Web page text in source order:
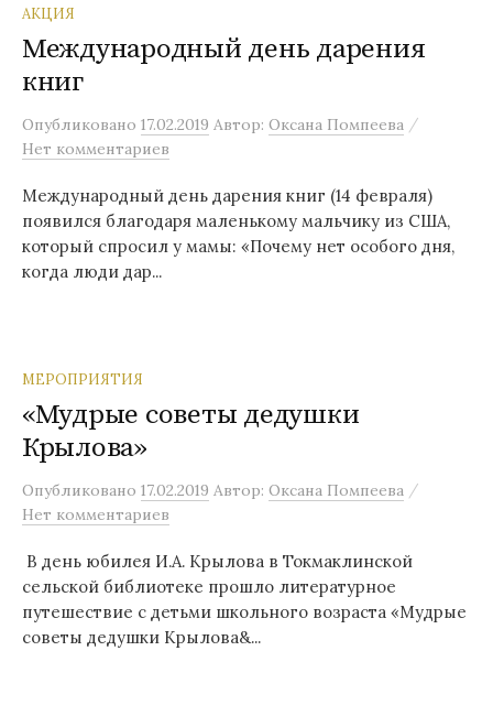
АКЦИЯ
Международный день дарения
книг
Опубликовано 17.02.2019 Автор: Оксана Помпеева /
Нет комментариев
Международный день дарения книг (14 февраля)
появился благодаря маленькому мальчику из США,
который спросил у мамы: «Почему нет особого дня,
когда люди дар...
МЕРОПРИЯТИЯ
«Мудрые советы дедушки
Крылова»
Опубликовано 17.02.2019 Автор: Оксана Помпеева /
Нет комментариев
В день юбилея И.А. Крылова в Токмаклинской
сельской библиотеке прошло литературное
путешествие с детьми школьного возраста «Мудрые
советы дедушки Крылова&...